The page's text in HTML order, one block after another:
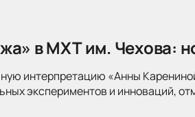
в МХТ им. Чехова:
интерпретацию «Анны
экспериментов и инноваций,